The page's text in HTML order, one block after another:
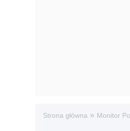
Strona główna » Monitor